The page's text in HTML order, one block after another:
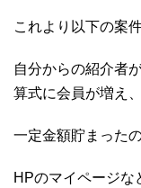
これより以下の案
自分からの紹介者
算式に会員が増え、
一定金額貯まった
HPのマイページな